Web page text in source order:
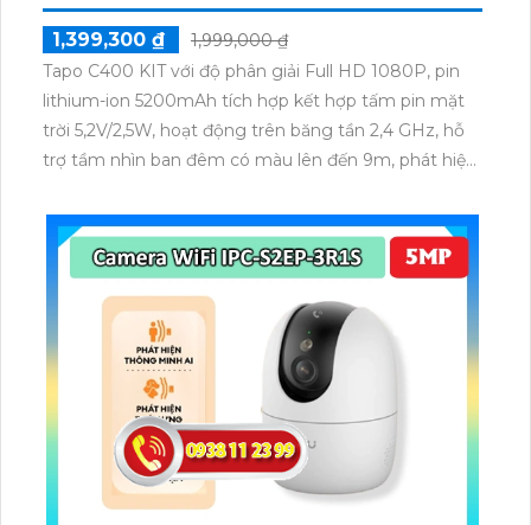
1,399,300 ₫
1,999,000 ₫
Tapo C400 KIT với độ phân giải Full HD 1080P, pin
lithium-ion 5200mAh tích hợp kết hợp tấm pin mặt
trời 5,2V/2,5W, hoạt động trên băng tần 2,4 GHz, hỗ
trợ tầm nhìn ban đêm có màu lên đến 9m, phát hiện
dữ liệu qua thẻ microSD lên đến 512GB.